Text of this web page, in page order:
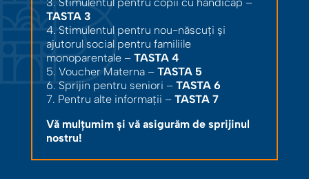
3. Stimulentul pentru copii cu handicap –
TASTA 3
4. Stimulentul pentru nou-născuți și
ajutorul social pentru familiile
monoparentale – TASTA 4
5. Voucher Materna – TASTA 5
6. Sprijin pentru seniori – TASTA 6
7. Pentru alte informații – TASTA 7
Vă mulțumim și vă asigurăm de sprijinul
nostru!